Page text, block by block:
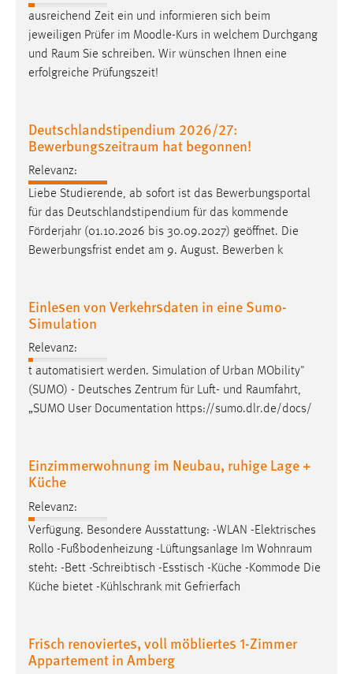
ausreichend Zeit ein und informieren sich beim
jeweiligen Prüfer im Moodle-Kurs in welchem Durchgang
und Raum Sie schreiben. Wir wünschen Ihnen eine
erfolgreiche Prüfungszeit!
Deutschlandstipendium 2026/27:
Bewerbungszeitraum hat begonnen!
Relevanz:
Liebe Studierende, ab sofort ist das Bewerbungsportal
für das Deutschlandstipendium für das kommende
Förderjahr (01.10.2026 bis 30.09.2027) geöffnet. Die
Bewerbungsfrist endet am 9. August. Bewerben k
Einlesen von Verkehrsdaten in eine Sumo-
Simulation
Relevanz:
t automatisiert werden. Simulation of Urban MObility"
(SUMO) - Deutsches Zentrum für Luft- und Raumfahrt,
„SUMO User Documentation https://sumo.dlr.de/docs/
Einzimmerwohnung im Neubau, ruhige Lage +
Küche
Relevanz:
Verfügung. Besondere Ausstattung: -WLAN -Elektrisches
Rollo -Fußbodenheizung -Lüftungsanlage Im Wohnraum
steht: -Bett -Schreibtisch -Esstisch -Küche -Kommode Die
Küche bietet -Kühlschrank mit Gefrierfach
Frisch renoviertes, voll möbliertes 1-Zimmer
Appartement in Amberg
Conversion-Tracking
Cookie Laufzeit:
Name:
Anbieter:
Zweck:
Conversion-Tracking
EXTERNE MEDIEN
Um Inhalte von Videoplattformen und Social Media
Plattformen anzeigen zu können, werden von diesen
YouTube
Vimeo